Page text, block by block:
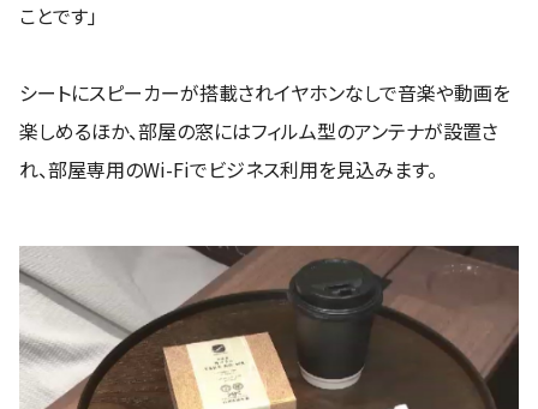
ことです」
シートにスピーカーが搭載されイヤホンなしで音楽や動画を
楽しめるほか、部屋の窓にはフィルム型のアンテナが設置さ
れ、部屋専用のWi-Fiでビジネス利用を見込みます。